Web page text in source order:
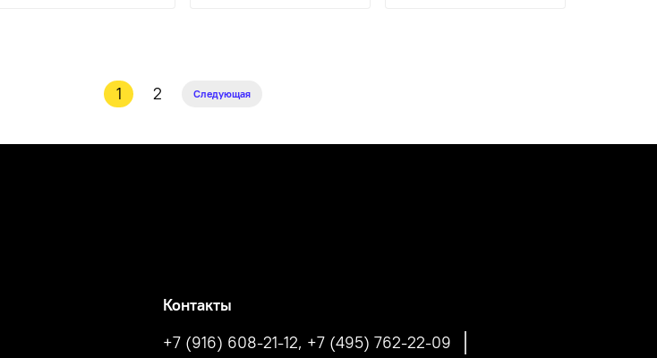
1 2 Следующая
Контакты
+7 (916) 608-21-12, +7 (495) 762-22-09